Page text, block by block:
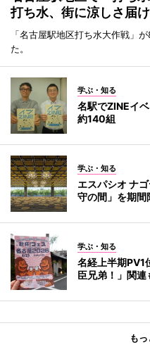
打ち水、街に涼しさ届
「名古屋駅地区打ち水大作戦」
た。
学ぶ・知る
名駅でZINEイ
約140組
学ぶ・知る
エスパシオ ナ
守の間」を期間
学ぶ・知る
名経上半期
臣兄弟！」関連
も